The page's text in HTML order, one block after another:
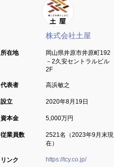
株式会社土屋
所在地
岡山県井原市井原町192
－2久安セントラルビル
2F
代表者 高浜敏之
設立 2020年8月19日
資本金 5,000万円
従業員数
2521名（2023年9月末現
在）
リンク https://tcy.co.jp/